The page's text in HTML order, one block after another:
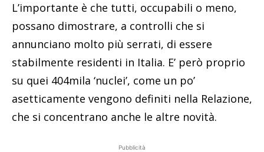
L’importante è che tutti, occupabili o meno,
possano dimostrare, a controlli che si
annunciano molto più serrati, di essere
stabilmente residenti in Italia. E’ però proprio
su quei 404mila ‘nuclei’, come un po’
asetticamente vengono definiti nella Relazione,
che si concentrano anche le altre novità.
Pubblicità